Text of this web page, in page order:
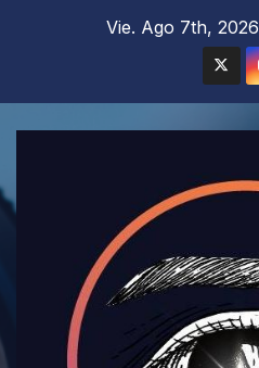
Vie. Ago 7th, 2026